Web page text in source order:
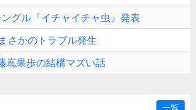
グル『イチャイチャ虫』発表
さかのトラブル発生
嶌果歩の結構マズい話
一覧